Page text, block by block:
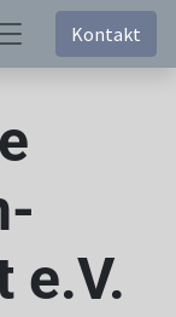
Kontakt
e.V.